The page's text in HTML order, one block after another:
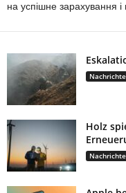
на успішне зарахування
Holz